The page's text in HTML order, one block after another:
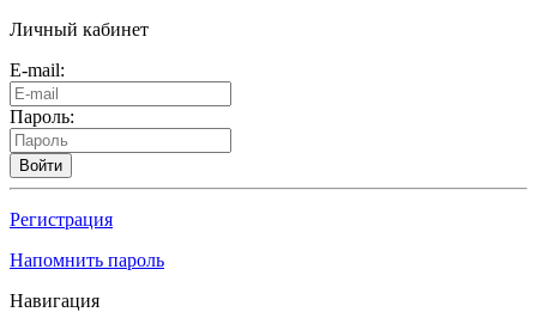
Личный кабинет
E-mail:
Пароль:
Войти
Регистрация
Напомнить пароль
Навигация